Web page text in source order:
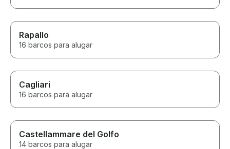
Rapallo
16 barcos para alugar
Cagliari
16 barcos para alugar
Castellammare del Golfo
14 barcos para alugar